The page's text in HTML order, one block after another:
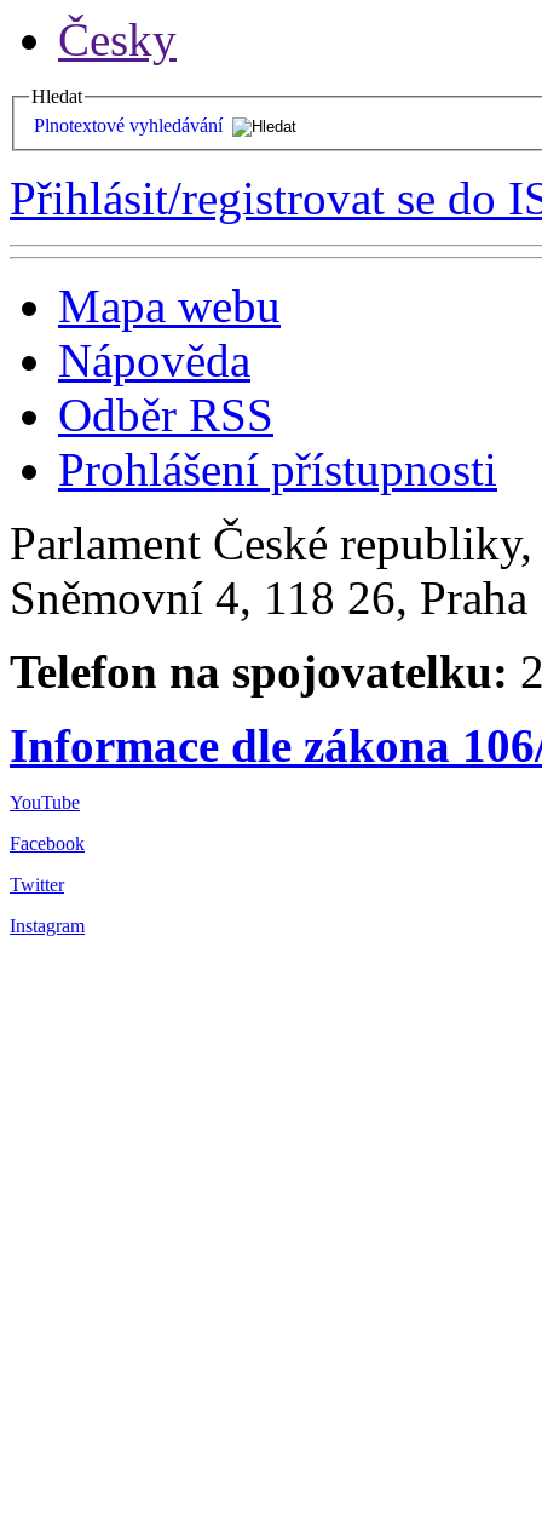
Česky
Hledat
Plnotextové vyhledávání
Přihlásit/registrovat se do
Mapa webu
Nápověda
Odběr RSS
Prohlášení přístupnosti
Parlament České
Sněmovní 4, 118 26,
Telefon na spojovatelku:
Informace dle zákona
YouTube
Facebook
Twitter
Instagram